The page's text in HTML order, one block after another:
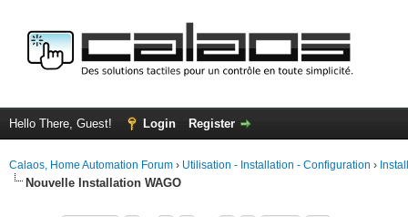
Hello There, Guest! Login Register
Calaos, Home Automation Forum › Utilisation - Installation - Configuration ›
Nouvelle Installation WAGO